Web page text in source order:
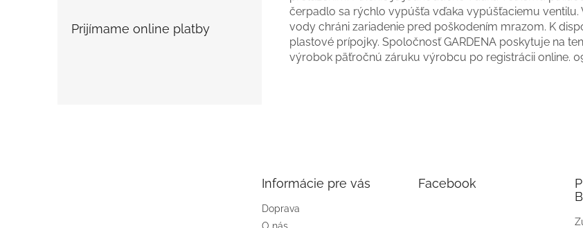
Prijímame online platby
čerpadlo sa rýchlo vypúšťa vďaka vypúšťaciemu ventilu.
vody chráni zariadenie pred poškodením mrazom. K
plastové prípojky. Spoločnosť GARDENA poskytuje na
výrobok päťročnú záruku výrobcu po registrácii online.
Informácie pre vás
Doprava
Facebook